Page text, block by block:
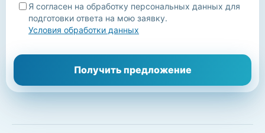
Я согласен на обработку персональных данных для
подготовки ответа на мою заявку.
Условия обработки данных
Получить предложение
свяжемся с вами.